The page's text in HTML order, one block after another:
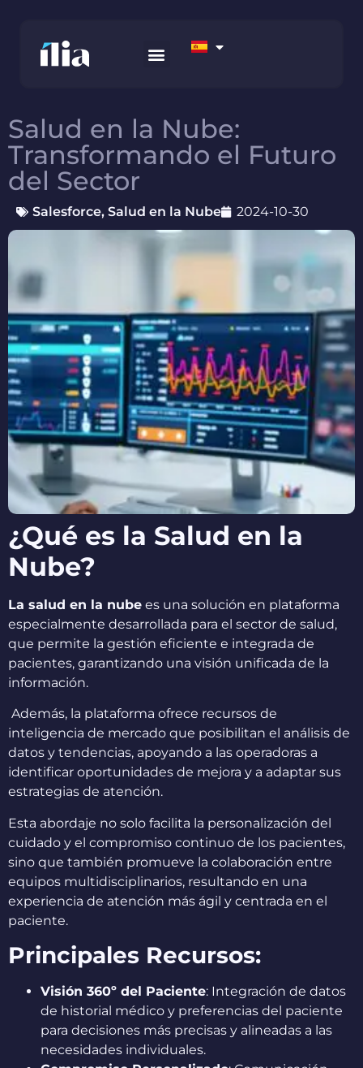
Salud en la Nube:
Transformando el Futuro
del Sector
Salesforce, Salud en la Nube 2024-10-30
¿Qué es la Salud en la
Nube?
La salud en la nube es una solución en plataforma
especialmente desarrollada para el sector de salud,
que permite la gestión eficiente e integrada de
pacientes, garantizando una visión unificada de la
información.
Además, la plataforma ofrece recursos de
inteligencia de mercado que posibilitan el análisis de
datos y tendencias, apoyando a las operadoras a
identificar oportunidades de mejora y a adaptar sus
estrategias de atención.
Esta abordaje no solo facilita la personalización del
cuidado y el compromiso continuo de los pacientes,
sino que también promueve la colaboración entre
equipos multidisciplinarios, resultando en una
experiencia de atención más ágil y centrada en el
paciente.
Principales Recursos:
Visión 360º del Paciente: Integración de datos
de historial médico y preferencias del paciente
para decisiones más precisas y alineadas a las
necesidades individuales.